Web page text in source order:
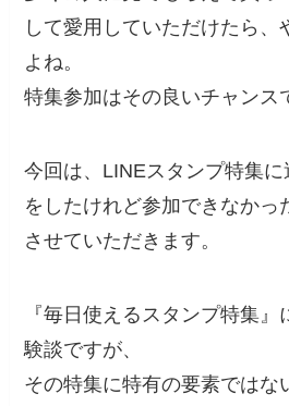
して愛用していただけたら、
よね。
特集参加はその良いチャンス
今回は、LINEスタンプ特集
をしたけれど参加できなかっ
させていただきます。
『毎日使えるスタンプ特集
験談ですが、
その特集に特有の要素ではな